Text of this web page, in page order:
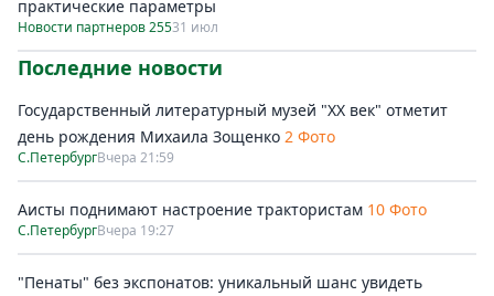
практические параметры
Новости партнеров 25531 июл
Последние новости
Государственный литературный музей "ХХ век" отметит
день рождения Михаила Зощенко 2 Фото
С.ПетербургВчера 21:59
Аисты поднимают настроение трактористам 10 Фото
С.ПетербургВчера 19:27
"Пенаты" без экспонатов: уникальный шанс увидеть